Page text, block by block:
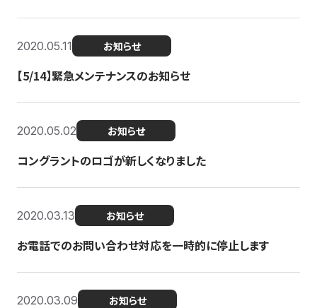
2020.05.11 お知らせ
【5/14】緊急メンテナンスのお知らせ
2020.05.02 お知らせ
コングラントのロゴが新しくなりました
2020.03.13 お知らせ
お電話でのお問い合わせ対応を一時的に停止します
2020.03.09 お知らせ